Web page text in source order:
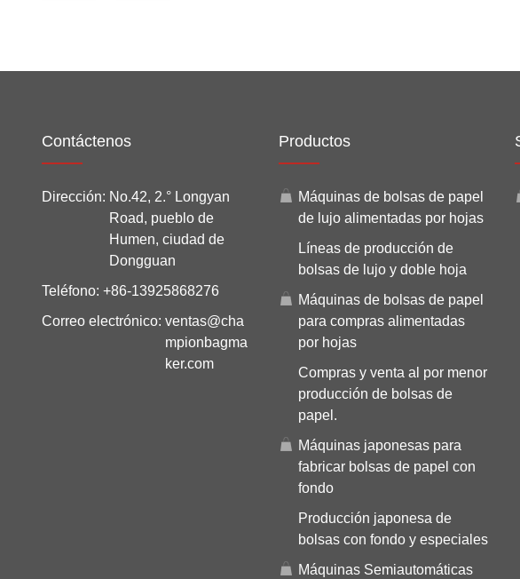
Contáctenos
Dirección: No.42, 2.° Longyan
Road, pueblo de
Humen, ciudad de
Dongguan
Teléfono: +86-13925868276
Correo electrónico: ventas@cha
mpionbagma
ker.com
Productos
Máquinas de bolsas de papel
de lujo alimentadas por hojas
Líneas de producción de
bolsas de lujo y doble hoja
Máquinas de bolsas de papel
para compras alimentadas
por hojas
Compras y venta al por menor
producción de bolsas de
papel.
Máquinas japonesas para
fabricar bolsas de papel con
fondo
Producción japonesa de
bolsas con fondo y especiales
Máquinas Semiautomáticas